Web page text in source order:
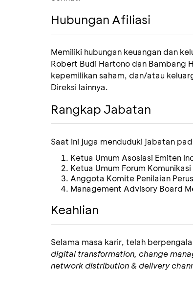
Hubungan Afiliasi
Memiliki hubungan keuangan dan
Robert Budi Hartono dan Bambang
kepemilikan saham, dan/atau
Direksi lainnya.
Rangkap Jabatan
Saat ini juga menduduki jabatan
Ketua Umum Asosiasi Emiten
Ketua Umum Forum
Anggota Komite Penilaian
Management Advisory Board
Keahlian
Selama masa karir, telah
digital transformation, change
network distribution & delivery